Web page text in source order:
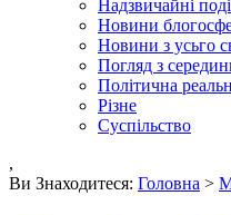
Надзвичайні
Новини
Новини з усьго
Погляд з
Політична
Різне
Суспільство
,
Ви Знаходитеся: Головна >